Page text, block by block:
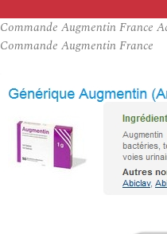
Commande Augmentin France
Commande Augmentin France